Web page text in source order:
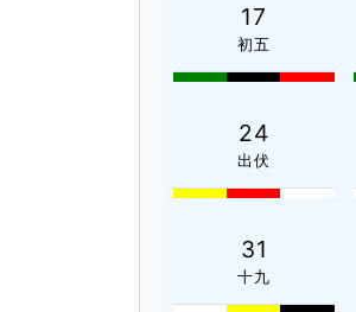
17
初五
24
出伏
31
十九